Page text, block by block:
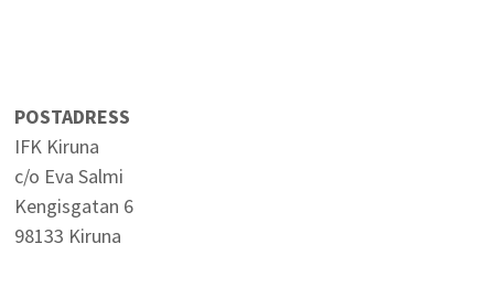
POSTADRESS
IFK Kiruna
c/o Eva Salmi
Kengisgatan 6
98133 Kiruna